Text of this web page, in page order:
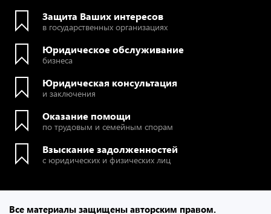
Защита Ваших интересов
в государственных организациях
Юридическое обслуживание
бизнеса
Юридическая консультация
и заключения
Оказание помощи
по трудовым и семейным спорам
Взыскание задолженностей
с юридических и физических лиц
Все материалы защищены авторским правом.